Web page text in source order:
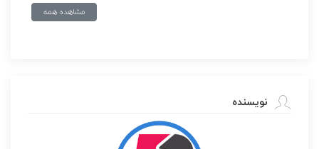
مشاهده همه
نویسنده